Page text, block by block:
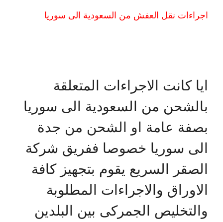
اجراءات نقل العفش من السعودية الى سوريا
ايا كانت الاجراءات المتعلقة
بالشحن من السعودية الى سوريا
بصفة عامة او الشحن من جدة
الى سوريا خصوصا ففريق شركة
الصقر السريع يقوم بتجهيز كافة
الاوراق والاجراءات المطلوبة
والتخليص الجمركى بين البلدين